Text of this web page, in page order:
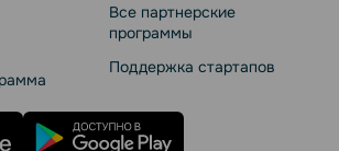
Все партнерские
программы
Поддержка стартапов